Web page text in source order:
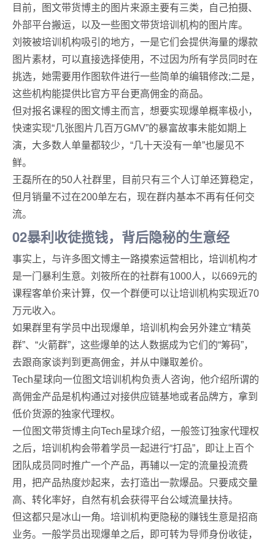
目前，图文带货博主的图片来源主要有三类，自己拍摄、
外部平台搬运，以及一些图文带货培训机构的图片库。
刘筱被培训机构吸引的地方，一是它们会提供海量的爆款
图片素材，可以直接选择使用，不过因为所有学员同时在
挑选，她需要用作图软件进行一些简单的编辑修改;二是，
这些机构能提供比官方平台更高佣金的商品。
但对报名课程的图文博主而言，想要实现爆单概率极小，
快速实现“几张图片几百万GMV”的暴富故事未能如期上
演，大多数人单量都较少，“几十天没有一单”也屡见不
鲜。
王磊所在的50人社群里，目前只有三个人订单还算稳定，
但月销量不过在200单左右，现在群内基本不再有任何交
流。
02暴利收徒揽钱，背后隐秘的生意经
事实上，与许多图文博主一路摸索运营相比，培训机构才
是一门暴利生意。刘筱所在的社群有1000人，以669元的
课程客单价来计算，仅一个群便可以让培训机构实现近70
万元收入。
如果群里有学员中出现爆单，培训机构会另外建立“精英
群”、“火箭群”，这些爆单的达人数据成为它们的“筹码”，
去跟商家谈判到更高佣金，并从中赚取差价。
Tech星球向一位图文培训机构负责人咨询，他介绍所谓的
高佣金产品是机构通过对接供应链基地或者品牌方，拿到
低价货源的独家代理权。
一位图文带货博主向Tech星球介绍，一般签订独家代理权
之后，培训机构会带着学员一起进行“打品”，即让上百个
团队成员同时推广一个产品，再辅以一定的流量投流费
用，把产品热度炒起来，去打造出一款爆品。只要成交量
高、转化率好，自然有机会获得平台公域流量扶持。
但这都只是冰山一角。培训机构更隐秘的赚钱生意是招商
业务。一般学员出现爆单之后，即可转为导师身份收徒，